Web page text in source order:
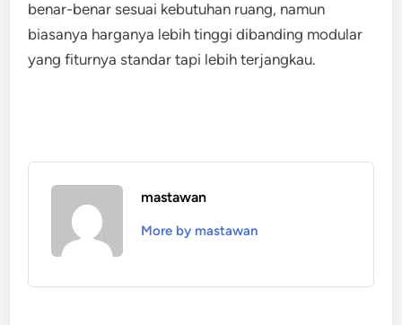
benar-benar sesuai kebutuhan ruang, namun
biasanya harganya lebih tinggi dibanding modular
yang fiturnya standar tapi lebih terjangkau.
mastawan
More by mastawan